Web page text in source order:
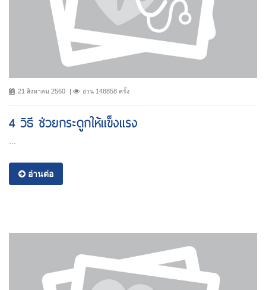
21 สิงหาคม 2560 อ่าน 148858 ครั้ง
4 วิธี ช่วยกระดูกให้แข็งแรง
...
อ่านต่อ